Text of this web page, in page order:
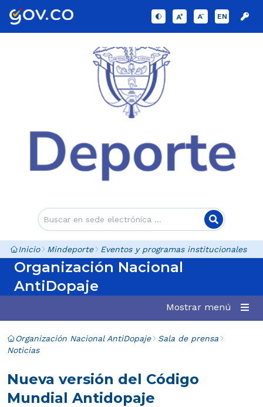
EN
Inicio Mindeporte Eventos y programas institucionales
Organización Nacional
AntiDopaje
Mostrar menú
Organización Nacional AntiDopaje
Sala de prensa
Noticias
Nueva versión del Código
Mundial Antidopaje